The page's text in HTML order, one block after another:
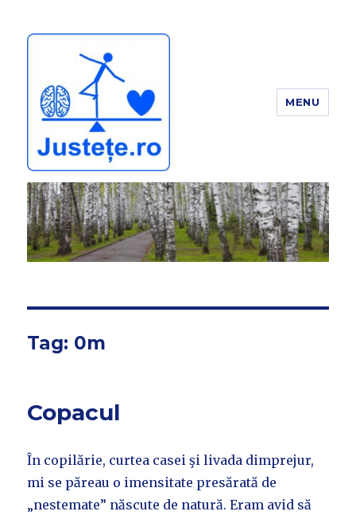
JUSTEȚE
MENU
Tag: 0m
Copacul
În copilărie, curtea casei şi livada dimprejur,
mi se păreau o imensitate presărată de
„nestemate” născute de natură. Eram avid să